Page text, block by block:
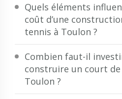
Quels éléments
coût d’une
tennis à Toulon ?
Combien faut-il
construire un court
Toulon ?